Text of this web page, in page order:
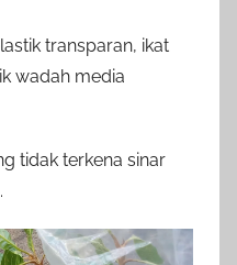
transparan, ikat
wadah media
tidak terkena sinar